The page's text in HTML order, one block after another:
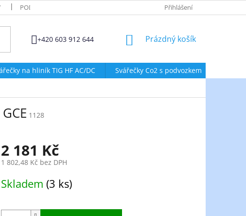
PODMÍNKY OCHRANY OSOBNÍCH ÚDAJŮ ZÁSADY POUŽÍVÁNÍ
Přihlášení
+420 603 912 644
NÁKUPNÍ
Prázdný košík
na hliník TIG HF AC/DC Svářečky Co2 s podvozkem
1128
2 181 Kč
1 802,48 Kč bez DPH
cena:
Skladem (3 ks)